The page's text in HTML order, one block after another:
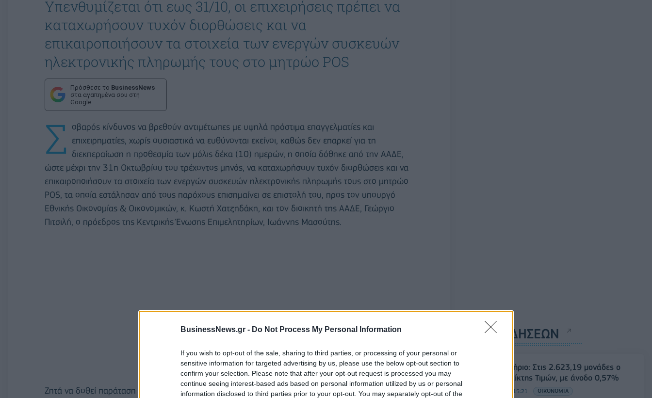
BusinessNews.gr - Do Not Process My Personal Information
If you wish to opt-out of the sale, sharing to third parties, or processing of your personal or
sensitive information for targeted advertising by us, please use the below opt-out section to
confirm your selection. Please note that after your opt-out request is processed you may
continue seeing interest-based ads based on personal information utilized by us or personal
information disclosed to third parties prior to your opt-out. You may separately opt-out of the
Υπενθυμίζεται ότι εως 31/10, οι επιχειρήσεις πρέπει να
καταχωρήσουν τυχόν διορθώσεις και να
επικαιροποιήσουν τα στοιχεία των ενεργών συσκευών
ηλεκτρονικής πληρωμής τους στο μητρώο POS
Πρόσθεσε το BusinessNews
στα αγαπημένα σου στη
Google
Σ
οβαρός κίνδυνος να βρεθούν αντιμέτωπες με υψηλά πρόστιμα επαγγελματίες και
επιχειρηματίες, χωρίς ουσιαστικά να ευθύνονται εκείνοι, καθώς δεν επαρκεί για τη
διεκπεραίωση η προθεσμία των μόλις δέκα (10) ημερών, η οποία δόθηκε από την ΑΑΔΕ,
ώστε μέχρι την 31η Οκτωβρίου του τρέχοντος μηνός, να καταχωρήσουν τυχόν διορθώσεις και να
επικαιροποιήσουν τα στοιχεία των ενεργών συσκευών ηλεκτρονικής πληρωμής τους στο μητρώο
POS, τα οποία εστάλησαν από τους παρόχους επισημαίνει σε επιστολή του, προς τον υπουργό
Εθνικής Οικονομίας & Οικονομικών, κ. Κωστή Χατζηδάκη, και τον διοικητή της ΑΑΔΕ, Γεώργιο
Πιτσιλή, ο πρόεδρος της Κεντρικής Ένωσης Επιμελητηρίων, Ιωάννης Μασούτης.
Ζητά να δοθεί παράταση της διαδικασίας μέχρι την 31η Δεκεμβρίου 2023, και αφετέρου να
ΡΟΗ ΕΙΔΗΣΕΩΝ
Χρηματιστήριο: Στις 2.623,19 μονάδες ο
Γενικός Δείκτης Τιμών, με άνοδο 0,57%
07/08/2026 - 15:21 ΟΙΚΟΝΟΜΙΑ